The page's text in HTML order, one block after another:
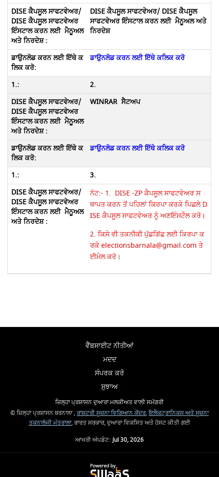
DISE ਕੈਪਸੂਲ ਸਾਫਟਵੇਅਰ/ DISE ਕੈਪਸੂਲ
ਸਾਫਟਵੇਅਰ ਇੰਸਟਾਲ ਕਰਨ ਲਈ ਮੈਨੂਅਲ ਅਤੇ
ਨਿਰਦੇਸ਼
ਡਾਉਨਲੋਡ ਕਰਨ ਲਈ ਇੱਥੇ ਕਲਿਕ ਕਰੋ
2.
WINRAR ਸੈਟਅਪ
ਡਾਉਨਲੋਡ ਕਰਨ ਲਈ ਇੱਥੇ ਕਲਿਕ ਕਰੋ
3.
ਨੋਟ:- 1. DISE -ZP ਕੈਪਸੂਲ ਸਾਫਟਵੇਅਰ ਸ
ਥਾਪਤ ਕਰਨ ਤੋਂ ਪਹਿਲਾਂ ਕਿਰਪਾ ਕਰਕੇ ਪਿਛਲੇ D
ISE ਕੈਪਸੂਲ ਸਾਫਟਵੇਅਰ ਨੂੰ ਅਣਇੰਸਟੌਲ ਕਰੋ।
2. ਕਿਸੇ ਵੀ ਤਕਨੀਕੀ ਪੁੱਛਗਿੱਛ ਲਈ ਕਿਰਪਾ ਕ
ਰਕੇ electionsbarnala@gmail.com ਤੇ
ਈਮੇਲ ਕਰੋ।
ਵੈੱਬਸਾਈਟ ਨੀਤੀਆਂ
ਮਦਦ
ਸੰਪਰਕ ਕਰੋ
ਸੁਝਾਅ
ਜ਼ਿਲ੍ਹਾ ਪ੍ਰਸ਼ਾਸਨ ਦੁਆਰਾ ਮਲਕੀਅਤ ਵਾਲੀ ਸਮੱਗਰੀ
© ਜ਼ਿਲ੍ਹਾ ਪ੍ਰਸ਼ਾਸਨ ਬਰਨਾਲਾ , ਰਾਸ਼ਟਰੀ ਸੂਚਨਾ ਵਿਗਿਆਨ ਕੇਂਦਰ,ਇਲੈਕਟ੍ਰਾਨਿਕਸ ਅਤੇ ਸੂਚਨਾ
ਤਕਨਾਲੋਜੀ ਮੰਤਰਾਲਾ, ਭਾਰਤ ਸਰਕਾਰ, ਦੁਆਰਾ ਵਿਕਸਿਤ ਅਤੇ ਹੋਸਟ ਕੀਤੀ ਗਈ
ਆਖਰੀ ਅੱਪਡੇਟ:Jul 30, 2026